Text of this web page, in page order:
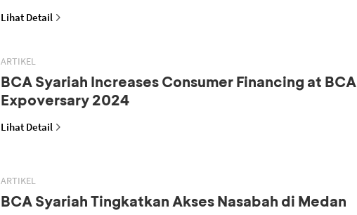
Lihat Detail
ARTIKEL
BCA Syariah Increases Consumer Financing at BCA
Expoversary 2024
Lihat Detail
ARTIKEL
BCA Syariah Tingkatkan Akses Nasabah di Medan